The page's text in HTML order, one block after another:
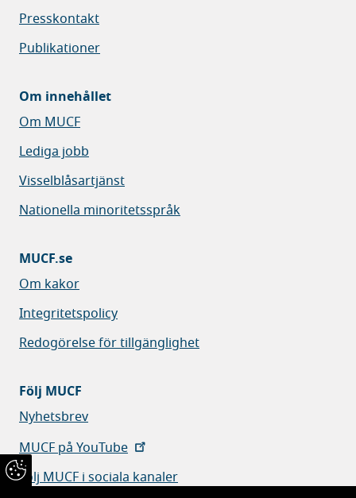
Presskontakt
Publikationer
Om innehållet
Om MUCF
Lediga jobb
Visselblåsartjänst
Nationella minoritetsspråk
MUCF.se
Om kakor
Integritetspolicy
Redogörelse för tillgänglighet
Följ MUCF
Nyhetsbrev
MUCF på YouTube
Följ MUCF i sociala kanaler